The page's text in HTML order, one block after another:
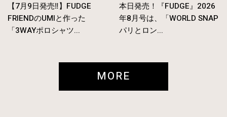
【7月9日発売‼︎】FUDGE
FRIENDのUMIと作った
「3WAYポロシャツ...
本日発売！『FUDGE』2026
年8月号は、「WORLD SNAP
パリとロン...
MORE